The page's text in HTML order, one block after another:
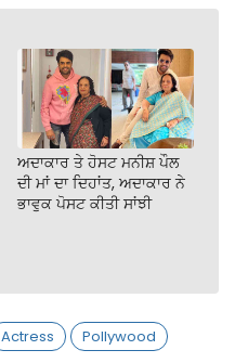
ਅਦਾਕਾਰ ਤੇ ਹੋਸਟ ਮਨੀਸ਼ ਪੌਲ
ਦੀ ਮਾਂ ਦਾ ਦਿਹਾਂਤ, ਅਦਾਕਾਰ ਨੇ
ਭਾਵੁਕ ਪੋਸਟ ਕੀਤੀ ਸਾਂਝੀ
Actress Pollywood